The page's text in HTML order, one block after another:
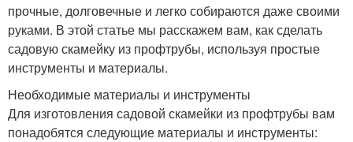
прочные, долговечные и легко собираются даже своими
руками. В этой статье мы расскажем вам, как сделать
садовую скамейку из профтрубы, используя простые
инструменты и материалы.
Необходимые материалы и инструменты
Для изготовления садовой скамейки из профтрубы вам
понадобятся следующие материалы и инструменты: